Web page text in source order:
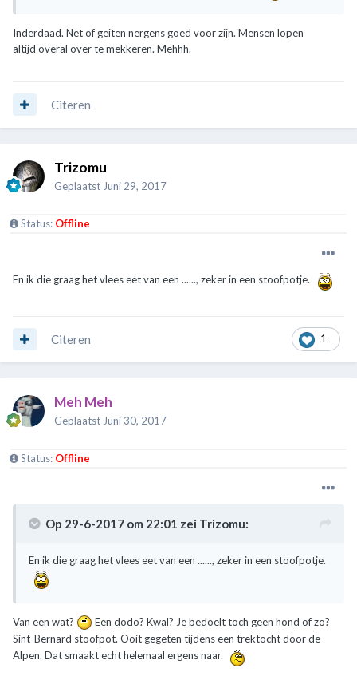
Inderdaad. Net of geiten nergens goed voor zijn. Mensen lopen
altijd overal over te mekkeren. Mehhh.
Citeren
Trizomu
Geplaatst Juni 29, 2017
Status: Offline
En ik die graag het vlees eet van een ......, zeker in een stoofpotje.
1
Citeren
Meh Meh
Geplaatst Juni 30, 2017
Status: Offline
Op 29-6-2017 om 22:01 zei Trizomu:
En ik die graag het vlees eet van een ......, zeker in een stoofpotje.
Van een wat?
Een dodo? Kwal? Je bedoelt toch geen hond of zo?
Sint-Bernard stoofpot. Ooit gegeten tijdens een trektocht door de
Alpen. Dat smaakt echt helemaal ergens naar.